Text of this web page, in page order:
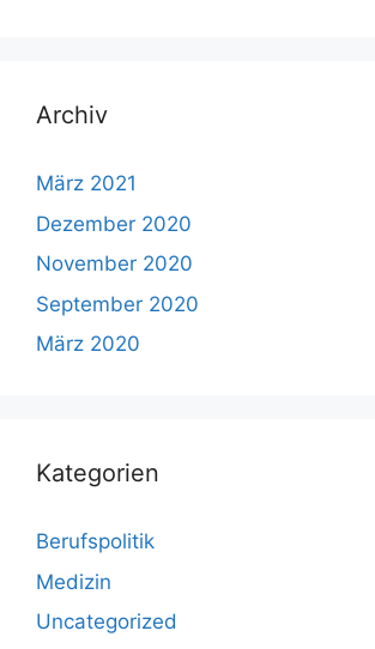
Archiv
März 2021
Dezember 2020
November 2020
September 2020
März 2020
Kategorien
Berufspolitik
Medizin
Uncategorized